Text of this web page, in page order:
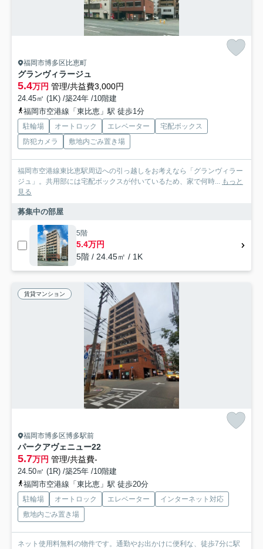
福岡市博多区比恵町
グランヴィラージュ
5.4万円 管理/共益費3,000円
24.45㎡ (1K) /築24年 /10階建
福岡市空港線「東比恵」駅 徒歩1分
駐輪場 オートロック エレベーター
宅配ボックス
防犯カメラ
敷地内ごみ置き場
福岡市空港線東比恵駅周辺への引っ越しをお考えなら「グランヴィラー
ジュ」。共用部には宅配ボックスが付いているため、家で何時... もっと
見る
募集中の部屋
5階
5.4万円
5階 / 24.45㎡ / 1K
賃貸マンション
福岡市博多区博多駅前
パークアヴェニュー22
5.7万円 管理/共益費-
24.50㎡ (1R) /築25年 /10階建
福岡市空港線「東比恵」駅 徒歩20分
駐輪場 オートロック エレベーター
インターネット対応
敷地内ごみ置き場
ネット使用料無料の物件です。通勤やお出かけに便利な、徒歩7分に駅